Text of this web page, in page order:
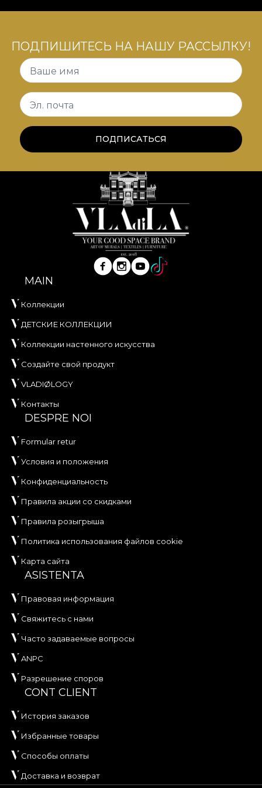
ПОДПИШИТЕСЬ НА НАШУ РАССЫЛКУ!
Ваше имя
Эл. почта
ПОДПИСАТЬСЯ
MAIN
Коллекции
ДЕТСКИЕ КОЛЛЕКЦИИ
Коллекции настенного искусства
Создайте свой продукт
VLADIØLOGY
Контакты
DESPRE NOI
Formular retur
Условия и положения
Конфиденциальность
Правила акции со скидками
Правила розыгрыша
Политика использования файлов cookie
Карта сайта
ASISTENTA
Правовая информация
Свяжитесь с нами
Часто задаваемые вопросы
ANPC
Разрешение споров
CONT CLIENT
История заказов
Избранные товары
Способы оплаты
Доставка и возврат